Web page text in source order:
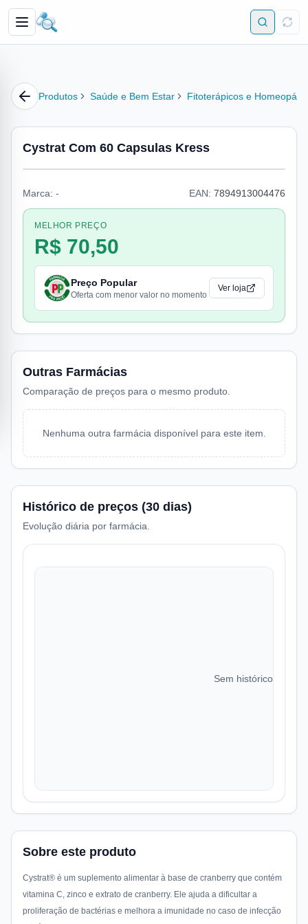
Produtos Saúde e Bem Estar Fitoterápicos e
Cystrat Com 60 Capsulas Kress
Marca: - EAN: 7894913004476
MELHOR PREÇO
R$ 70,50
Preço Popular
Oferta com menor valor no momento
Ver loja
Outras Farmácias
Comparação de preços para o mesmo produto.
Nenhuma outra farmácia disponível para este item.
Histórico de preços (30 dias)
Evolução diária por farmácia.
Sem histórico de
Sobre este produto
Cystrat® é um suplemento alimentar à base de cranberry que contém
vitamina C, zinco e extrato de cranberry. Ele ajuda a dificultar a
proliferação de bactérias e melhora a imunidade no caso de infecção